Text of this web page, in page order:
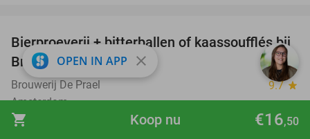
shopping_cart €16,50
Koop nu
40%
Bierproeverij + bitterballen of kaassoufflés bij
Brouwerij De Prael
Brouwerij De Prael 9.7 star
Amsterdam
Verkocht: 539
€22 ,50
OPEN IN APP close